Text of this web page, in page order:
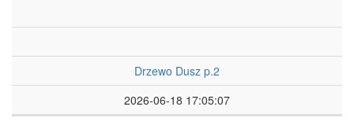
Drzewo Dusz p.2
2026-06-18 17:05:07